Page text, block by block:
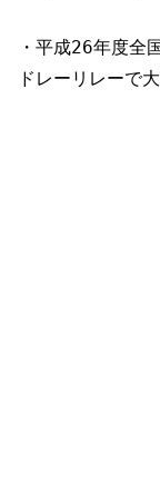
・平成26年度
ドレーリレーで